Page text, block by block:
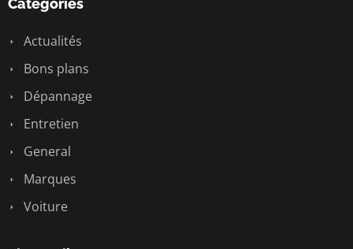
Catégories
Actualités
Bons plans
Dépannage
Entretien
General
Marques
Voiture